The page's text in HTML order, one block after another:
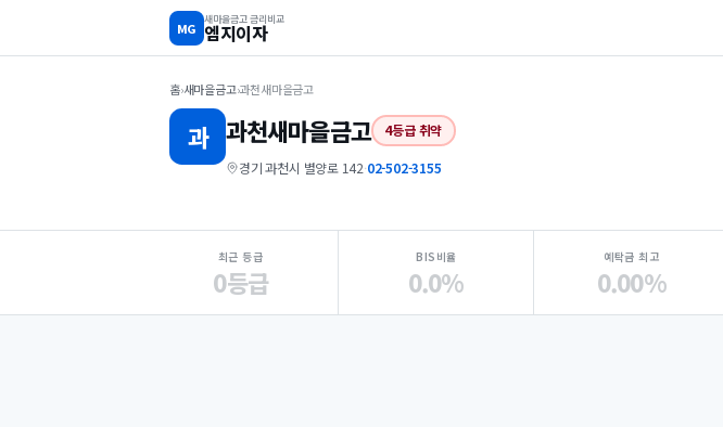
MG
새마을금고 금리비교
엠지이자
홈›새마을금고›과천새마을금고
과 과천새마을금고 4등급 취약
경기 과천시 별양로 142·02-502-3155
최근 등급
0등급
BIS비율
0.0%
예탁금 최고
0.00%